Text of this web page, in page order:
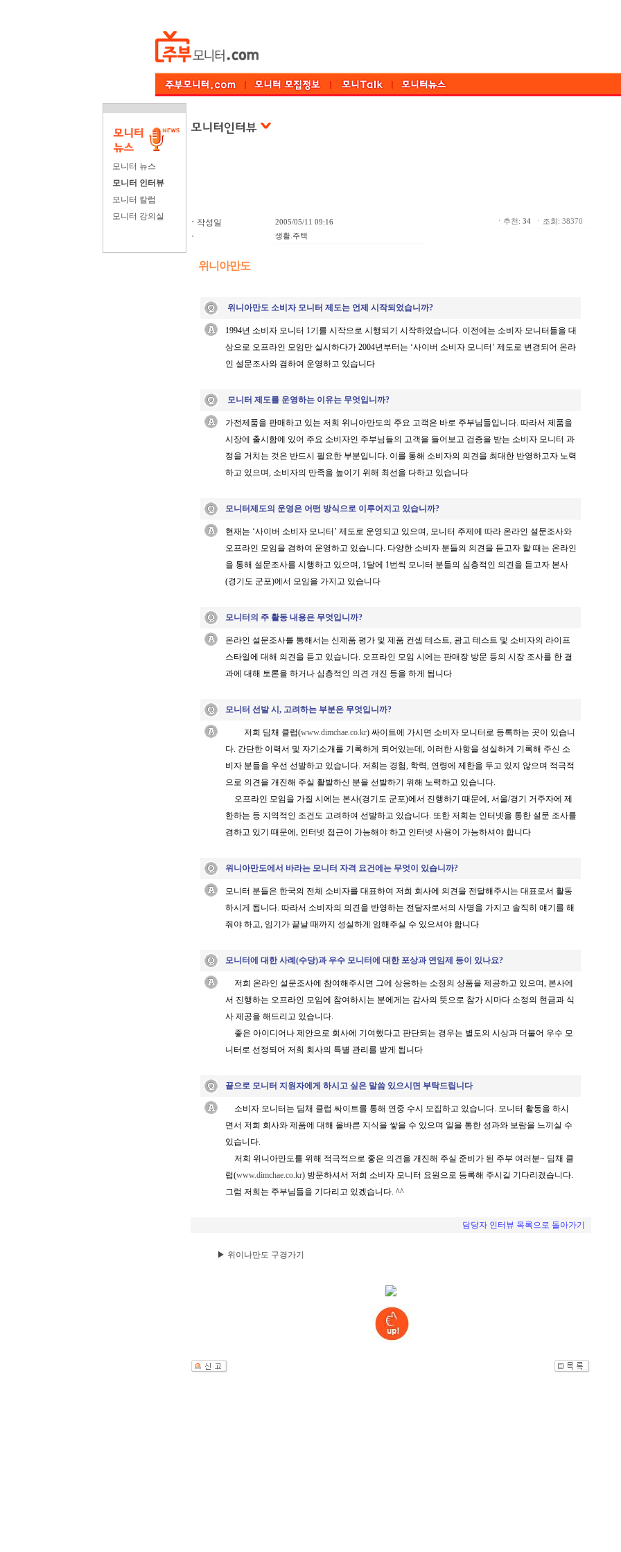
모니터 뉴스
모니터 인터뷰
모니터 칼럼
모니터 강의실
ㆍ 작성일 2005/05/11 09:16
ㆍ 생활.주택
ㆍ추천: 34ㆍ조회: 38370
위니아만도
위니아만도 소비자 모니터 제도는 언제 시작되었습니까?
1994년 소비자 모니터 1기를 시작으로 시행되기 시작하였습니다. 이전에는 소비자 모니터들을 대
상으로 오프라인 모임만 실시하다가 2004년부터는 ‘사이버 소비자 모니터’ 제도로 변경되어 온라
인 설문조사와 겸하여 운영하고 있습니다
모니터 제도를 운영하는 이유는 무엇입니까?
가전제품을 판매하고 있는 저희 위니아만도의 주요 고객은 바로 주부님들입니다. 따라서 제품을
시장에 출시함에 있어 주요 소비자인 주부님들의 고객을 들어보고 검증을 받는 소비자 모니터 과
정을 거치는 것은 반드시 필요한 부분입니다. 이를 통해 소비자의 의견을 최대한 반영하고자 노력
하고 있으며, 소비자의 만족을 높이기 위해 최선을 다하고 있습니다
모니터제도의 운영은 어떤 방식으로 이루어지고 있습니까?
현재는 ‘사이버 소비자 모니터’ 제도로 운영되고 있으며, 모니터 주제에 따라 온라인 설문조사와
오프라인 모임을 겸하여 운영하고 있습니다. 다양한 소비자 분들의 의견을 듣고자 할 때는 온라인
을 통해 설문조사를 시행하고 있으며, 1달에 1번씩 모니터 분들의 심층적인 의견을 듣고자 본사
(경기도 군포)에서 모임을 가지고 있습니다
모니터의 주 활동 내용은 무엇입니까?
온라인 설문조사를 통해서는 신제품 평가 및 제품 컨셉 테스트, 광고 테스트 및 소비자의 라이프
스타일에 대해 의견을 듣고 있습니다. 오프라인 모임 시에는 판매장 방문 등의 시장 조사를 한 결
과에 대해 토론을 하거나 심층적인 의견 개진 등을 하게 됩니다
모니터 선발 시 , 고려하는 부분은 무엇입니까?
저희 딤채 클럽(www.dimchae.co.kr) 싸이트에 가시면 소비자 모니터로 등록하는 곳이 있습니
다. 간단한 이력서 및 자기소개를 기록하게 되어있는데, 이러한 사항을 성실하게 기록해 주신 소
비자 분들을 우선 선발하고 있습니다. 저희는 경험, 학력, 연령에 제한을 두고 있지 않으며 적극적
으로 의견을 개진해 주실 활발하신 분을 선발하기 위해 노력하고 있습니다.
오프라인 모임을 가질 시에는 본사(경기도 군포)에서 진행하기 때문에, 서울/경기 거주자에 제
한하는 등 지역적인 조건도 고려하여 선발하고 있습니다. 또한 저희는 인터넷을 통한 설문 조사를
겸하고 있기 때문에, 인터넷 접근이 가능해야 하고 인터넷 사용이 가능하셔야 합니다
위니아만도에서 바라는 모니터 자격 요건에는 무엇이 있습니까?
모니터 분들은 한국의 전체 소비자를 대표하여 저희 회사에 의견을 전달해주시는 대표로서 활동
하시게 됩니다. 따라서 소비자의 의견을 반영하는 전달자로서의 사명을 가지고 솔직히 얘기를 해
줘야 하고, 임기가 끝날 때까지 성실하게 임해주실 수 있으셔야 합니다
모니터에 대한 사례 (수당)과 우수 모니터에 대한 포상과 연임제 등이 있나요?
저희 온라인 설문조사에 참여해주시면 그에 상응하는 소정의 상품을 제공하고 있으며, 본사에
서 진행하는 오프라인 모임에 참여하시는 분에게는 감사의 뜻으로 참가 시마다 소정의 현금과 식
사 제공을 해드리고 있습니다.
좋은 아이디어나 제안으로 회사에 기여했다고 판단되는 경우는 별도의 시상과 더불어 우수 모
니터로 선정되어 저희 회사의 특별 관리를 받게 됩니다
끝으로 모니터 지원자에게 하시고 싶은 말씀 있으시면 부탁드립니다
소비자 모니터는 딤채 클럽 싸이트를 통해 연중 수시 모집하고 있습니다. 모니터 활동을 하시
면서 저희 회사와 제품에 대해 올바른 지식을 쌓을 수 있으며 일을 통한 성과와 보람을 느끼실 수
있습니다.
저희 위니아만도를 위해 적극적으로 좋은 의견을 개진해 주실 준비가 된 주부 여러분~ 딤채 클
럽(www.dimchae.co.kr) 방문하셔서 저희 소비자 모니터 요원으로 등록해 주시길 기다리겠습니다.
그럼 저희는 주부님들을 기다리고 있겠습니다. ^^
담당자 인터뷰 목록으로 돌아가기
▶ 위이나만도 구경가기